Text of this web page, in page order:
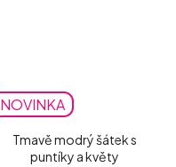
NOVINKA
Tmavě modrý šátek s
puntíky a květy